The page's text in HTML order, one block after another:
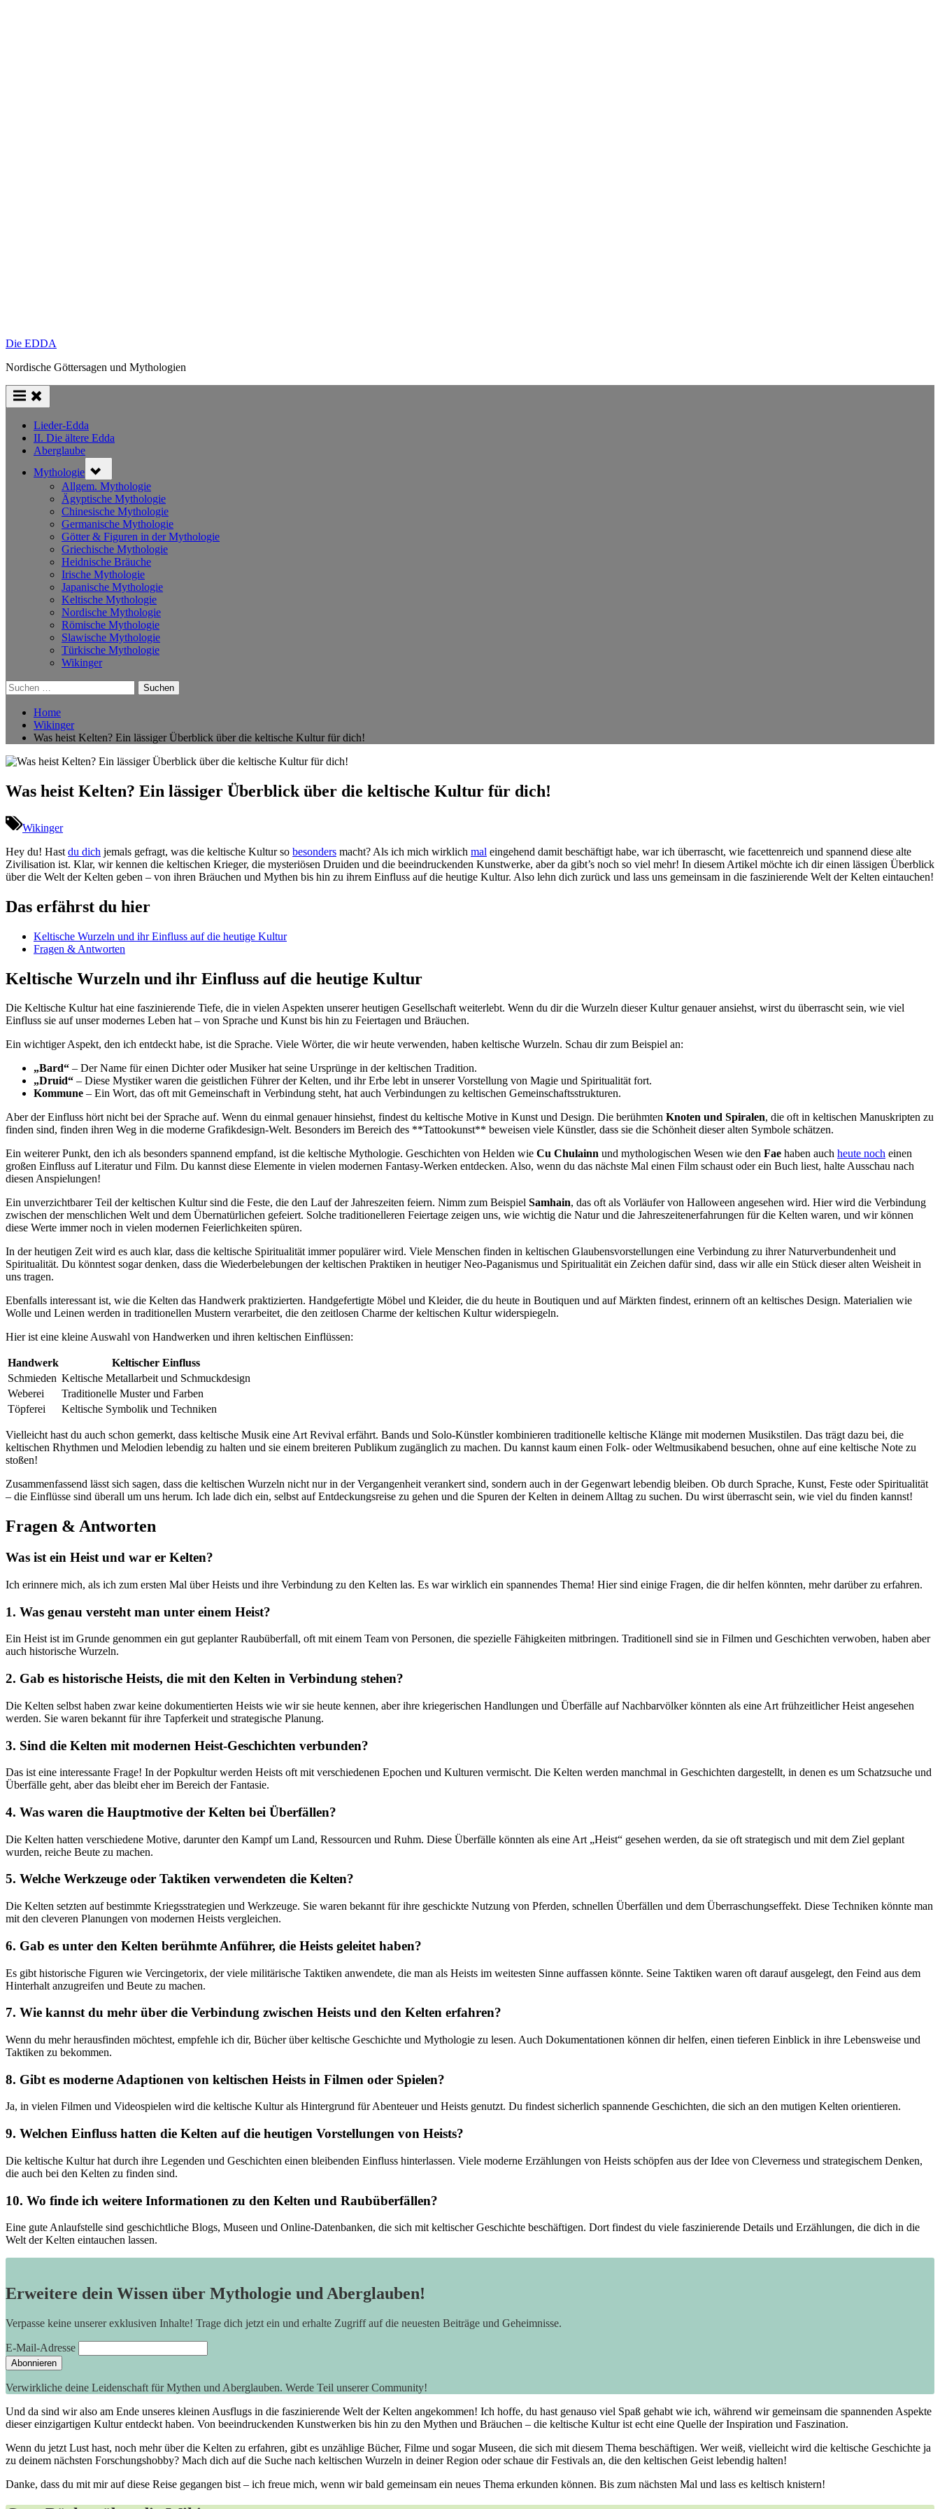
Die EDDA
Nordische Göttersagen und Mythologien
Lieder-Edda
II. Die ältere Edda
Aberglaube
Mythologie sub-
menu
Allgem. Mythologie
Ägyptische Mythologie
Chinesische Mythologie
Germanische Mythologie
Götter & Figuren in der Mythologie
Griechische Mythologie
Heidnische Bräuche
Irische Mythologie
Japanische Mythologie
Keltische Mythologie
Nordische Mythologie
Römische Mythologie
Slawische Mythologie
Türkische Mythologie
Wikinger
Suchen
nach:
Home
Wikinger
Was heist Kelten? Ein lässiger Überblick über die keltische Kultur für dich!
Was heist Kelten? Ein lässiger Überblick über die keltische Kultur für dich!
Wikinger
Hey du! Hast du dich jemals gefragt, was die keltische Kultur so besonders macht? Als‌ ich mich wirklich mal ⁢ eingehend ‌damit beschäftigt habe, war ich überrascht, wie facettenreich und spannend ⁤diese alte
Zivilisation ist. Klar, wir kennen die ⁢keltischen Krieger, die mysteriösen Druiden ⁣und die beeindruckenden Kunstwerke, aber da ‌gibt’s noch so viel mehr! In ⁢diesem Artikel möchte ich dir einen lässigen ​Überblick
über die Welt der Kelten geben – von ihren Bräuchen und ⁤Mythen bis hin zu ihrem Einfluss auf die heutige Kultur. Also lehn dich⁣ zurück und lass uns gemeinsam in die faszinierende Welt der Kelten eintauchen!
Das erfährst du hier
Keltische​ Wurzeln und ihr Einfluss auf die heutige Kultur
Fragen & Antworten
Keltische Wurzeln und ⁣ihr Einfluss auf die heutige Kultur
Die Keltische Kultur hat​ eine faszinierende‍ Tiefe, die in vielen​ Aspekten unserer heutigen Gesellschaft ‍weiterlebt. Wenn du dir die‍ Wurzeln dieser Kultur genauer ansiehst, wirst du überrascht sein, wie viel
Einfluss sie auf ​unser modernes Leben hat – von Sprache ⁣und Kunst bis hin zu Feiertagen und Bräuchen.
Ein⁢ wichtiger Aspekt, den ich entdeckt habe, ist⁤ die Sprache. Viele Wörter,⁤ die⁤ wir heute verwenden, haben keltische Wurzeln. Schau dir zum Beispiel an:
„Bard“ – Der Name für einen Dichter oder Musiker hat seine Ursprünge in der keltischen Tradition.
„Druid“ – ​Diese Mystiker waren die geistlichen⁤ Führer der Kelten, und ihr Erbe⁣ lebt in unserer Vorstellung von Magie und Spiritualität‌ fort.
Kommune – Ein Wort, das oft mit Gemeinschaft in Verbindung steht, hat auch Verbindungen zu keltischen Gemeinschaftsstrukturen.
Aber der Einfluss hört nicht bei der Sprache auf. Wenn du einmal genauer ⁣hinsiehst, findest du keltische Motive in Kunst und Design. Die berühmten Knoten und Spiralen, die oft in keltischen Manuskripten zu
finden sind, finden ihren Weg ⁢in die moderne Grafikdesign-Welt. Besonders im Bereich des **Tattookunst** beweisen viele Künstler, dass sie die Schönheit dieser alten Symbole schätzen.
Ein weiterer Punkt,​ den ich als besonders spannend empfand, ist die⁣ keltische Mythologie. Geschichten⁢ von Helden wie Cu Chulainn und mythologischen Wesen wie den Fae haben auch heute noch einen
großen Einfluss auf Literatur und Film.‍ Du kannst⁤ diese Elemente in vielen modernen Fantasy-Werken ​entdecken. Also, wenn du das nächste Mal einen Film schaust oder ein Buch liest, halte Ausschau nach
diesen Anspielungen!
Ein unverzichtbarer Teil der keltischen Kultur sind die Feste, die den Lauf der Jahreszeiten feiern. Nimm ⁤zum Beispiel Samhain, das oft als Vorläufer von Halloween angesehen wird. Hier wird die Verbindung
zwischen der menschlichen ⁤Welt und dem Übernatürlichen gefeiert. Solche traditionelleren Feiertage zeigen uns, wie wichtig die Natur und ​die⁢ Jahreszeitenerfahrungen für die Kelten waren, und wir können
diese Werte immer noch in vielen modernen ​Feierlichkeiten spüren.
In‍ der heutigen Zeit wird es auch klar,⁢ dass die keltische Spiritualität ‍immer populärer wird. Viele Menschen finden in keltischen Glaubensvorstellungen eine Verbindung zu ihrer Naturverbundenheit und
Spiritualität. Du könntest sogar denken, dass die Wiederbelebungen ⁣der keltischen Praktiken in heutiger Neo-Paganismus und Spiritualität ein Zeichen dafür sind, dass wir alle ein Stück dieser alten Weisheit in
uns tragen.
Ebenfalls interessant ist, wie die Kelten das Handwerk ⁢praktizierten. Handgefertigte Möbel und Kleider, die du heute in Boutiquen und auf Märkten‌ findest, erinnern oft an keltisches Design. Materialien wie
Wolle und Leinen werden in traditionellen Mustern verarbeitet, die den zeitlosen Charme der keltischen Kultur widerspiegeln.
Hier ist eine kleine Auswahl von ‌Handwerken und ihren keltischen‌ Einflüssen:
Handwerk
Keltischer Einfluss
Schmieden Keltische Metallarbeit und Schmuckdesign
Weberei
Traditionelle Muster und ⁣Farben
Töpferei
Keltische Symbolik und Techniken
Vielleicht hast du ‍auch schon gemerkt,‍ dass keltische Musik eine ⁣Art Revival erfährt. Bands und ⁤Solo-Künstler kombinieren traditionelle keltische Klänge mit modernen Musikstilen. Das trägt⁤ dazu bei, die
keltischen Rhythmen und Melodien lebendig zu halten und sie einem breiteren Publikum zugänglich zu machen. Du kannst kaum einen Folk- oder Weltmusikabend besuchen, ohne⁢ auf eine keltische Note zu
stoßen!
Zusammenfassend lässt ⁣sich ‌sagen, dass die keltischen Wurzeln nicht nur in der Vergangenheit verankert sind, sondern auch in der Gegenwart lebendig bleiben. Ob durch Sprache, Kunst, Feste ⁢oder Spiritualität
– die Einflüsse sind überall um uns herum. Ich lade dich ein, selbst auf Entdeckungsreise zu gehen ​und die Spuren der Kelten in deinem Alltag zu suchen. Du wirst überrascht sein, wie viel du finden kannst!
Fragen⁣ & Antworten
Was ist ⁣ein Heist und ⁣war er Kelten?
Ich erinnere mich, als ich zum ersten Mal über Heists und ihre Verbindung zu den Kelten las. Es war wirklich ein‍ spannendes Thema! Hier sind ‌einige Fragen, ⁢die dir helfen ⁣könnten, mehr darüber ‌zu erfahren.
1. Was genau⁤ versteht‍ man unter einem Heist?
Ein Heist ist im Grunde genommen ein gut geplanter Raubüberfall, oft mit einem ‍Team von Personen, ‍die spezielle Fähigkeiten mitbringen. Traditionell sind sie in Filmen und Geschichten verwoben, haben aber
auch ‌historische Wurzeln.
2. Gab es​ historische ⁣Heists, die mit den Kelten‍ in Verbindung stehen?
Die ⁤Kelten⁢ selbst haben zwar keine dokumentierten Heists‌ wie ‌wir sie heute kennen, aber ihre kriegerischen Handlungen ⁤und Überfälle auf Nachbarvölker könnten als eine Art frühzeitlicher Heist angesehen
werden. Sie waren bekannt für ihre Tapferkeit ‍und strategische Planung.
3. Sind die Kelten mit modernen Heist-Geschichten verbunden?
Das ist⁤ eine ⁢interessante Frage! In der Popkultur ​werden Heists⁣ oft mit verschiedenen Epochen und Kulturen‌ vermischt. Die Kelten werden manchmal in Geschichten dargestellt, in denen es um Schatzsuche und
Überfälle geht, aber das bleibt eher im Bereich der Fantasie.
4. Was waren die Hauptmotive der Kelten bei Überfällen?
Die⁤ Kelten hatten verschiedene⁤ Motive, darunter den Kampf um Land,⁤ Ressourcen und Ruhm.⁤ Diese Überfälle könnten als‍ eine Art „Heist“ gesehen werden, da sie oft strategisch und mit dem Ziel geplant
wurden,‍ reiche Beute zu machen.
5. Welche Werkzeuge oder Taktiken verwendeten‍ die Kelten?
Die Kelten setzten auf bestimmte Kriegsstrategien und Werkzeuge. Sie waren bekannt für ihre geschickte​ Nutzung von Pferden, schnellen Überfällen und dem Überraschungseffekt. Diese​ Techniken könnte man​
mit den cleveren Planungen‍ von modernen ⁤Heists vergleichen.
6.‌ Gab⁤ es unter den Kelten berühmte Anführer, die Heists geleitet haben?
Es gibt historische ⁣Figuren wie Vercingetorix, der viele militärische Taktiken anwendete, die man⁢ als ‌Heists im weitesten Sinne auffassen könnte. Seine Taktiken waren‌ oft darauf ‌ausgelegt, den⁢ Feind aus ⁤dem
Hinterhalt anzugreifen und Beute ‌zu⁢ machen.
7. Wie kannst du mehr über die Verbindung zwischen Heists ⁢und ⁣den Kelten erfahren?
Wenn du mehr herausfinden möchtest,⁢ empfehle ich dir, Bücher über ⁣keltische Geschichte und ‌Mythologie zu⁤ lesen. Auch ​Dokumentationen können dir helfen, einen tieferen Einblick in ihre Lebensweise und
Taktiken zu bekommen.
8. ‍Gibt es moderne Adaptionen von keltischen Heists in Filmen oder Spielen?
Ja, in vielen Filmen und‌ Videospielen wird die keltische Kultur als Hintergrund für‌ Abenteuer und Heists genutzt. Du findest sicherlich spannende ⁣Geschichten, die sich an den mutigen Kelten orientieren.
9. Welchen Einfluss hatten die Kelten auf die‌ heutigen Vorstellungen von Heists?
Die keltische Kultur hat ‍durch ihre Legenden ⁢und Geschichten einen bleibenden Einfluss hinterlassen. Viele moderne Erzählungen von ⁣Heists schöpfen aus der Idee von Cleverness und strategischem Denken,
die auch bei den Kelten zu finden sind.
10. Wo finde ich weitere Informationen zu den Kelten und Raubüberfällen?
Eine gute​ Anlaufstelle sind geschichtliche Blogs, Museen und Online-Datenbanken, die sich mit keltischer Geschichte beschäftigen. Dort findest du viele faszinierende Details und Erzählungen, die dich in die
Welt ⁣der Kelten eintauchen lassen.
Erweitere dein Wissen über Mythologie und Aberglauben!
Verpasse keine unserer exklusiven Inhalte! Trage dich jetzt ein und erhalte Zugriff auf die neuesten Beiträge und Geheimnisse.
E-Mail-Adresse
Verwirkliche deine Leidenschaft für Mythen und Aberglauben. Werde Teil unserer Community!
Und da sind ⁢wir also‍ am Ende ⁤unseres kleinen Ausflugs in die faszinierende Welt der Kelten angekommen! Ich‍ hoffe, du hast genauso viel ⁢Spaß gehabt wie ich, während wir gemeinsam die spannenden Aspekte
dieser einzigartigen Kultur entdeckt haben. Von beeindruckenden Kunstwerken bis hin zu den Mythen und Bräuchen – die keltische Kultur ist echt ‍eine Quelle der‌ Inspiration und Faszination.
Wenn‌ du jetzt Lust hast, noch mehr⁤ über die Kelten zu erfahren, gibt es unzählige Bücher, Filme und ‌sogar Museen, die sich mit diesem Thema beschäftigen. Wer weiß, vielleicht‌ wird die keltische Geschichte⁢ ja
zu deinem​ nächsten Forschungshobby? Mach dich auf die Suche nach keltischen Wurzeln in deiner Region oder schaue dir Festivals an, die den ⁢keltischen Geist lebendig halten!
Danke, dass du mit mir auf diese Reise gegangen bist​ – ich freue mich, wenn wir bald gemeinsam ein neues Thema erkunden können. Bis zum nächsten Mal und lass es keltisch knistern!